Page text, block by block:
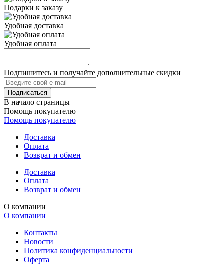
Подарки к заказу
Удобная доставка
Удобная оплата
Подпишитесь и получайте дополнительные скидки
В начало страницы
Помощь покупателю
Помощь покупателю
Доставка
Оплата
Возврат и обмен
Доставка
Оплата
Возврат и обмен
О компании
О компании
Контакты
Новости
Политика конфиденциальности
Оферта